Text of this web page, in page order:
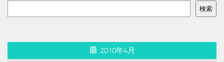
検索
2010年4月